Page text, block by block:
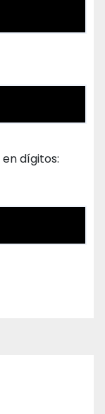
dígitos: